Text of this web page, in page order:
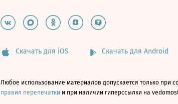
Скачать для iOS Скачать для Android
Любое использование материалов допускается только при
правил перепечатки и при наличии гиперссылки на